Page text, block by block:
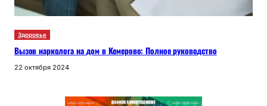
Здоровье
Вызов нарколога на дом в Кемерово: Полное руководство
22 октября 2024